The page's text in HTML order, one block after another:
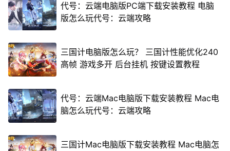
代号：云端电脑版PC端下载安装教程 电脑
版怎么玩代号：云端攻略
三国计电脑版怎么玩？ 三国计性能优化240
高帧 游戏多开 后台挂机 按键设置教程
代号：云端Mac电脑版下载安装教程 Mac电
脑怎么玩代号：云端攻略
三国计Mac电脑版下载安装教程 Mac电脑怎